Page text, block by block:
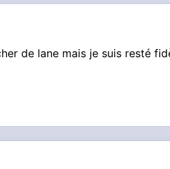
de lane mais je suis resté